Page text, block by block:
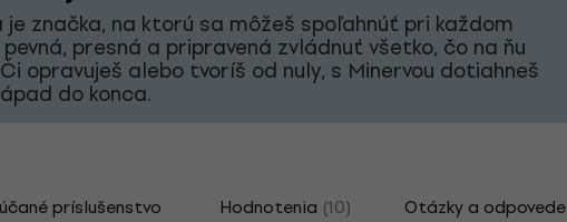
je značka, na ktorú sa môžeš spoľahnúť pri každom
presná a pripravená zvládnuť všetko, čo na ňu
opravuješ alebo tvoríš od nuly, s Minervou dotiahneš
do konca.
príslušenstvo Hodnotenia (10) Otázky a odpovede